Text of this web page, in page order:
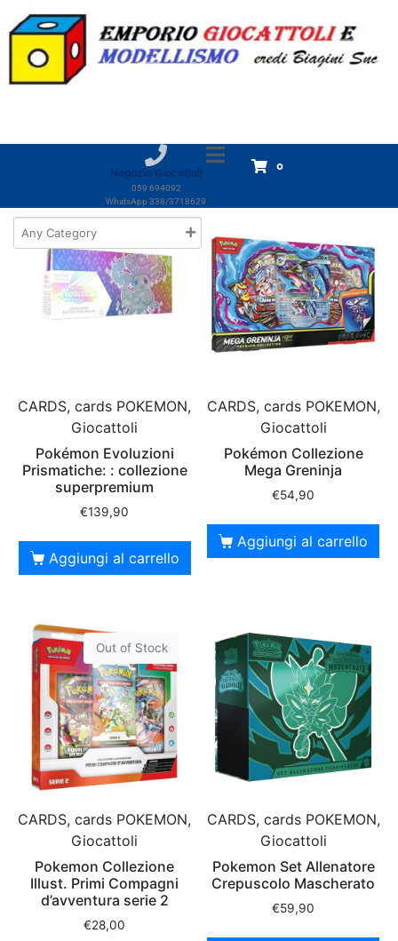
Negozio Giocattoli
059 694092
WhatsApp 338/3718629
0
Home Prodotti Giocattoli CARDS
CARDS
CARDS, cards POKEMON,
Giocattoli
Pokémon Evoluzioni
Prismatiche: : collezione
superpremium
€139,90
Aggiungi al carrello
CARDS, cards POKEMON,
Giocattoli
Pokémon Collezione
Mega Greninja
€54,90
Aggiungi al carrello
Out of Stock
CARDS, cards POKEMON,
Giocattoli
Pokemon Collezione
Illust. Primi Compagni
d’avventura serie 2
€28,00
CARDS, cards POKEMON,
Giocattoli
Pokemon Set Allenatore
Crepuscolo Mascherato
€59,90